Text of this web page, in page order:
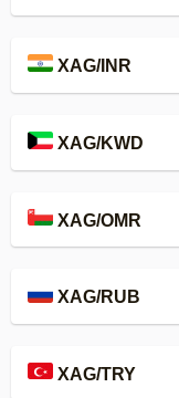
XAG/INR
XAG/KWD
XAG/OMR
XAG/RUB
XAG/TRY